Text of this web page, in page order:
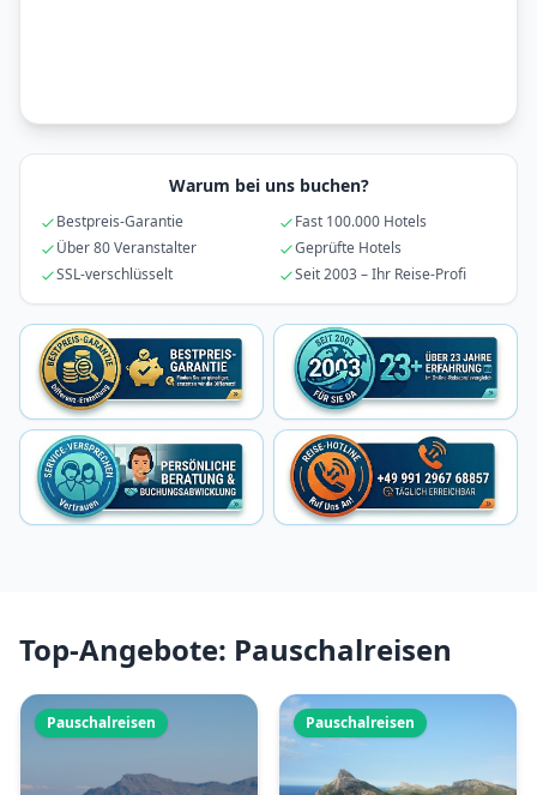
Warum bei uns buchen?
Bestpreis-Garantie
Fast 100.000 Hotels
Über 80 Veranstalter
Geprüfte Hotels
SSL-verschlüsselt
Seit 2003 – Ihr Reise-Profi
Top-Angebote: Pauschalreisen
Pauschalreisen Pauschalreisen